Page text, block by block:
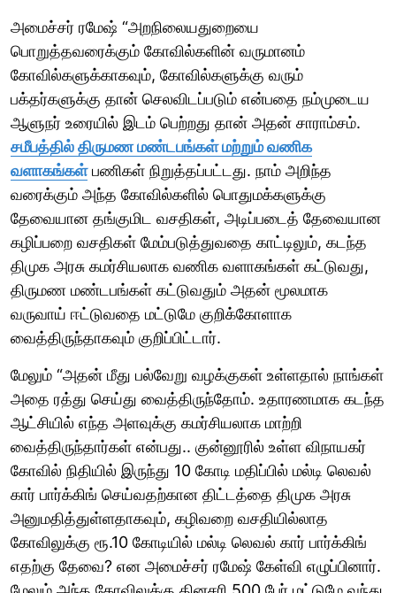
அமைச்சர் ரமேஷ் “அறநிலையதுறையை
பொறுத்தவரைக்கும் கோவில்களின் வருமானம்
கோவில்களுக்காகவும், கோவில்களுக்கு வரும்
பக்தர்களுக்கு தான் செலவிடப்படும் என்பதை நம்முடைய
ஆளுநர் உரையில் இடம் பெற்றது தான் அதன் சாராம்சம்.
சமீபத்தில் திருமண மண்டபங்கள் மற்றும் வணிக
வளாகங்கள்பணிகள் நிறுத்தப்பட்டது. நாம் அறிந்த
வரைக்கும் அந்த கோவில்களில் பொதுமக்களுக்கு
தேவையான தங்குமிட வசதிகள், அடிப்படைத் தேவையான
கழிப்பறை வசதிகள் மேம்படுத்துவதை காட்டிலும், கடந்த
திமுக அரசு கமர்சியலாக வணிக வளாகங்கள் கட்டுவது,
திருமண மண்டபங்கள் கட்டுவதும் அதன் மூலமாக
வருவாய் ஈட்டுவதை மட்டுமே குறிக்கோளாக
வைத்திருந்தாகவும் குறிப்பிட்டார்.
மேலும் “அதன் மீது பல்வேறு வழக்குகள் உள்ளதால் நாங்கள்
அதை ரத்து செய்து வைத்திருந்தோம். உதாரணமாக கடந்த
ஆட்சியில் எந்த அளவுக்கு கமர்சியலாக மாற்றி
வைத்திருந்தார்கள் என்பது.. குன்னூரில் உள்ள விநாயகர்
கோவில் நிதியில் இருந்து 10 கோடி மதிப்பில் மல்டி லெவல்
கார் பார்க்கிங் செய்வதற்கான திட்டத்தை திமுக அரசு
அனுமதித்துள்ளதாகவும், கழிவறை வசதியில்லாத
கோவிலுக்கு ரூ.10 கோடியில் மல்டி லெவல் கார் பார்க்கிங்
எதற்கு தேவை? என அமைச்சர் ரமேஷ் கேள்வி எழுப்பினார்.